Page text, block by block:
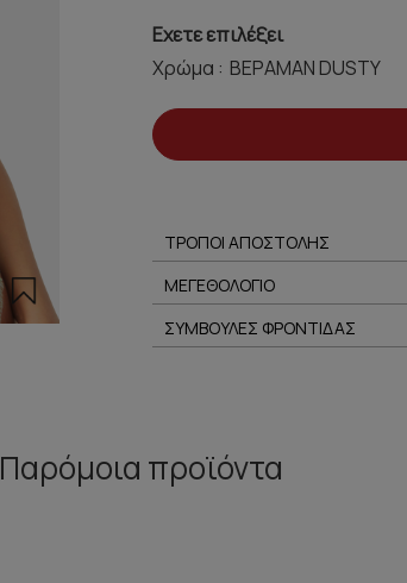
Εχετε επιλέξει
Χρώμα :
ΤΡΟΠΟΙ ΑΠΟΣΤΟΛΗΣ
ΜΕΓΕΘΟΛΟΓΙΟ
ΣΥΜΒΟΥΛΕΣ ΦΡΟΝΤΙΔΑΣ
Παρόμοια προϊόντα